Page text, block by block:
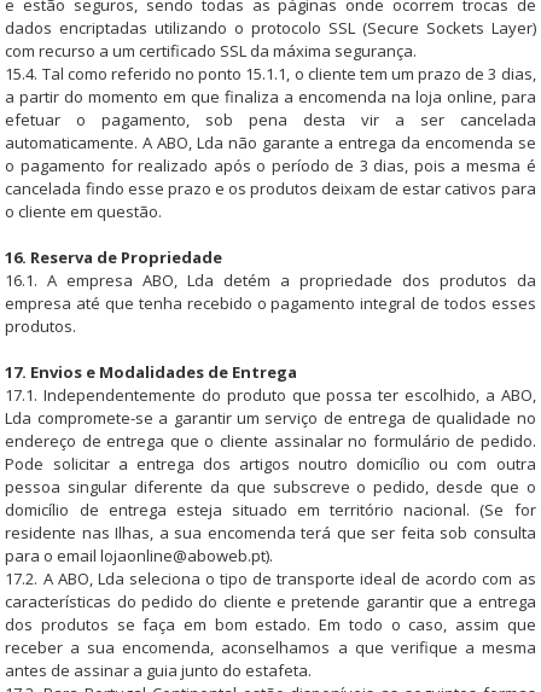
e estão seguros, sendo todas as páginas onde ocorrem trocas de
dados encriptadas utilizando o protocolo SSL (Secure Sockets Layer)
com recurso a um certificado SSL da máxima segurança.
15.4. Tal como referido no ponto 15.1.1, o cliente tem um prazo de 3 dias,
a partir do momento em que finaliza a encomenda na loja online, para
efetuar o pagamento, sob pena desta vir a ser cancelada
automaticamente. A ABO, Lda não garante a entrega da encomenda se
o pagamento for realizado após o período de 3 dias, pois a mesma é
cancelada findo esse prazo e os produtos deixam de estar cativos para
o cliente em questão.
16. Reserva de Propriedade
16.1. A empresa ABO, Lda detém a propriedade dos produtos da
empresa até que tenha recebido o pagamento integral de todos esses
produtos.
17. Envios e Modalidades de Entrega
17.1. Independentemente do produto que possa ter escolhido, a ABO,
Lda compromete-se a garantir um serviço de entrega de qualidade no
endereço de entrega que o cliente assinalar no formulário de pedido.
Pode solicitar a entrega dos artigos noutro domicílio ou com outra
pessoa singular diferente da que subscreve o pedido, desde que o
domicílio de entrega esteja situado em território nacional. (Se for
residente nas Ilhas, a sua encomenda terá que ser feita sob consulta
para o emaillojaonline@aboweb.pt).
17.2. A ABO, Lda seleciona o tipo de transporte ideal de acordo com as
características do pedido do cliente e pretende garantir que a entrega
dos produtos se faça em bom estado. Em todo o caso, assim que
receber a sua encomenda, aconselhamos a que verifique a mesma
antes de assinar a guia junto do estafeta.